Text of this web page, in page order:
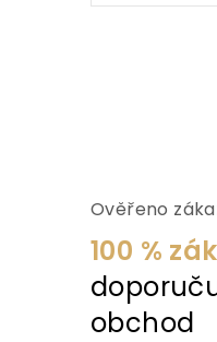
Ověřeno
100 %
obchod